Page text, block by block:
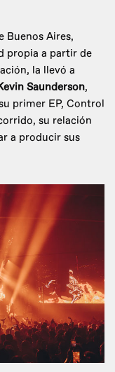
Buenos Aires,
propia a partir de
la llevó a
Saunderson,
primer EP, Control
su relación
a producir sus